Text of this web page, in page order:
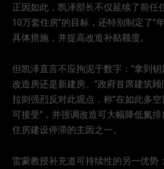
正因如此，凯泽部长不仅延续了前任
10万套住房”的目标，还特别制定了”
具体措施，并提高改造补贴额度。
但凯泽直言不应拘泥于数字：”拿到
改造房还是新建房。”政府首席建筑
拉则强烈反对此观点，称”在如此多
可接受”，并强调改造可大幅降低氮
住房建设停滞的主因之一。
雷蒙教授补充道可持续性的另一优势